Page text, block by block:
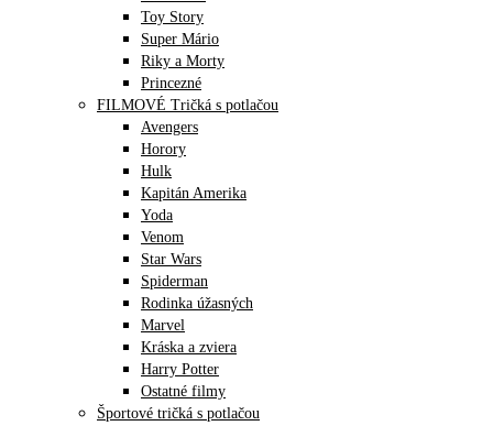
Toy Story
Super Mário
Riky a Morty
Princezné
FILMOVÉ Tričká s potlačou
Avengers
Horory
Hulk
Kapitán Amerika
Yoda
Venom
Star Wars
Spiderman
Rodinka úžasných
Marvel
Kráska a zviera
Harry Potter
Ostatné filmy
Športové tričká s potlačou